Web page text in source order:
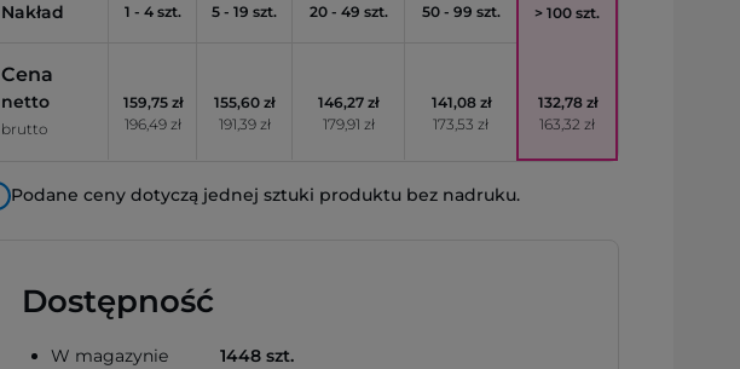
Nakład 1 - 4 szt. 5 - 19 szt. 20 - 49 szt. 50 - 99 szt. > 100 szt.
Cena
netto
brutto
159,75 zł
196,49 zł
155,60 zł
191,39 zł
146,27 zł
179,91 zł
141,08 zł
173,53 zł
132,78 zł
163,32 zł
Podane ceny dotyczą jednej sztuki produktu bez nadruku.
Dostępność
W magazynie
1448 szt.